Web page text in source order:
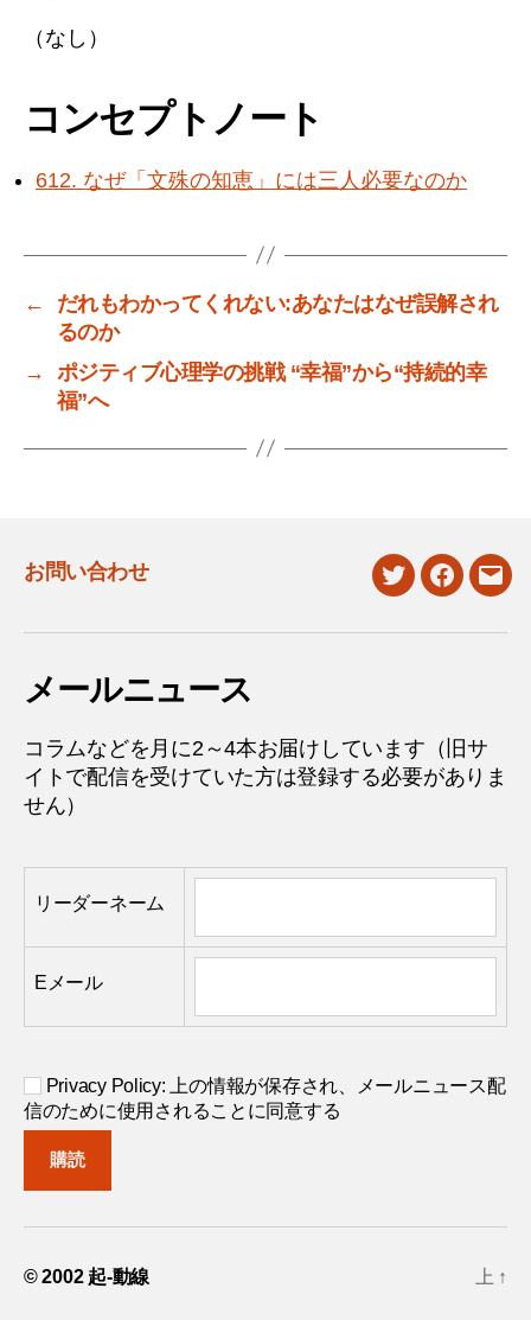
（なし）
コンセプトノート
612. なぜ「文殊の知恵」には三人必要なのか
←
だれもわかってくれない:あなたはなぜ誤解され
るのか
→
ポジティブ心理学の挑戦 “幸福”から“持続的幸
福”へ
お問い合わせ
twitterfacebook
メールニュース
コラムなどを月に2～4本お届けしています（旧サ
イトで配信を受けていた方は登録する必要がありま
せん）
リーダーネーム
Eメール
Privacy Policy: 上の情報が保存され、メールニュース配
信のために使用されることに同意する
© 2002 起-動線 上 ↑